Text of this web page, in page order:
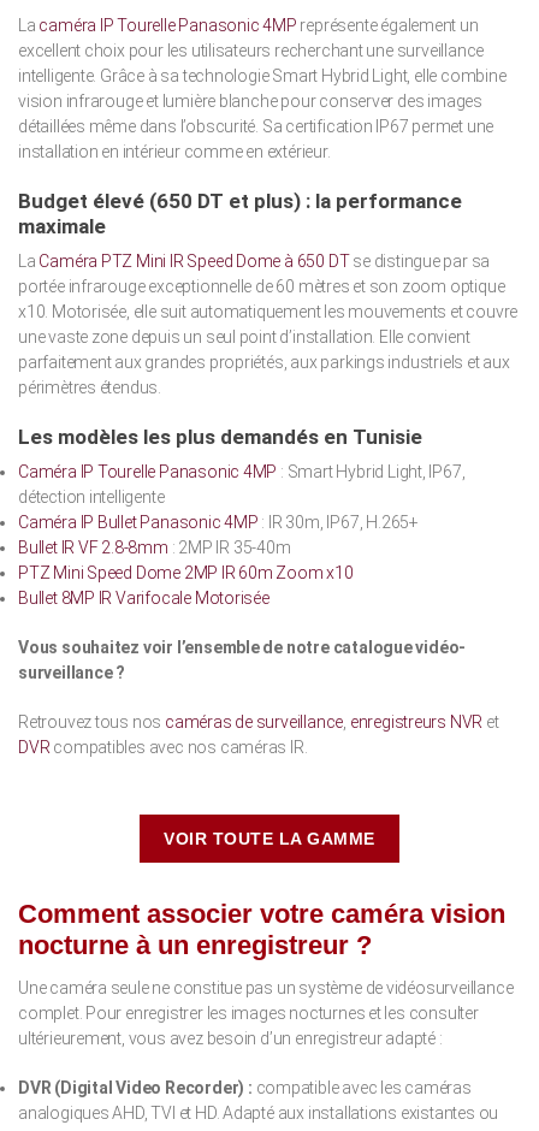
La caméra IP Tourelle Panasonic 4MP représente également un
excellent choix pour les utilisateurs recherchant une surveillance
intelligente. Grâce à sa technologie Smart Hybrid Light, elle combine
vision infrarouge et lumière blanche pour conserver des images
détaillées même dans l’obscurité. Sa certification IP67 permet une
installation en intérieur comme en extérieur.
Budget élevé (650 DT et plus) : la performance
maximale
La Caméra PTZ Mini IR Speed Dome à 650 DTse distingue par sa
portée infrarouge exceptionnelle de 60 mètres et son zoom optique
x10. Motorisée, elle suit automatiquement les mouvements et couvre
une vaste zone depuis un seul point d’installation. Elle convient
parfaitement aux grandes propriétés, aux parkings industriels et aux
périmètres étendus.
Les modèles les plus demandés en Tunisie
Caméra IP Tourelle Panasonic 4MP : Smart Hybrid Light, IP67,
détection intelligente
Caméra IP Bullet Panasonic 4MP : IR 30m, IP67, H.265+
Bullet IR VF 2.8-8mm : 2MP IR 35-40m
PTZ Mini Speed Dome 2MP IR 60m Zoom x10
Bullet 8MP IR Varifocale Motorisée
Vous souhaitez voir l’ensemble de notre catalogue vidéo-
surveillance ?
Retrouvez tous nos caméras de surveillance enregistreurs NVR et
DVR compatibles avec nos caméras IR.
VOIR TOUTE LA GAMME
Comment associer votre caméra vision
nocturne à un enregistreur ?
Une caméra seule ne constitue pas un système de vidéosurveillance
complet. Pour enregistrer les images nocturnes et les consulter
ultérieurement, vous avez besoin d’un enregistreur adapté :
DVR (Digital Video Recorder) : compatible avec les caméras
analogiques AHD, TVI et HD. Adapté aux installations existantes ou